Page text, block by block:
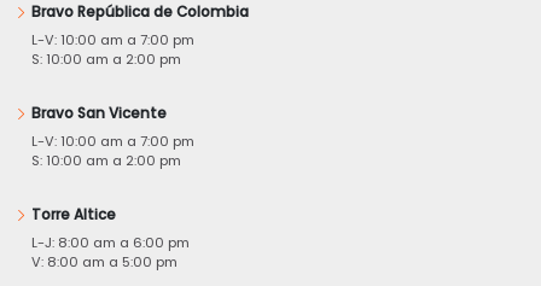
Bravo República de Colombia
L-V: 10:00 am a 7:00 pm
S: 10:00 am a 2:00 pm
Bravo San Vicente
L-V: 10:00 am a 7:00 pm
S: 10:00 am a 2:00 pm
Torre Altice
L-J: 8:00 am a 6:00 pm
V: 8:00 am a 5:00 pm